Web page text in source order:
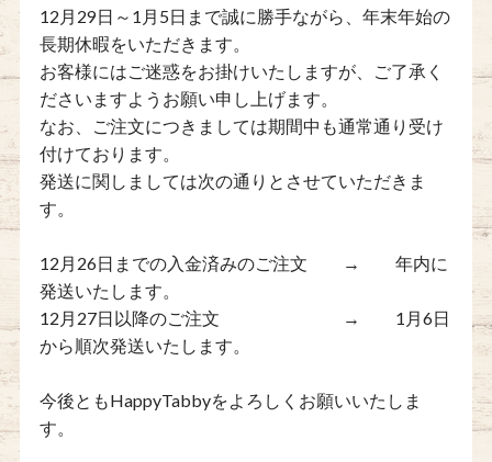
12月29日～1月5日まで誠に勝手ながら、年末年始の
長期休暇をいただきます。
お客様にはご迷惑をお掛けいたしますが、ご了承く
ださいますようお願い申し上げます。
なお、ご注文につきましては期間中も通常通り受け
付けております。
発送に関しましては次の通りとさせていただきま
す。
12月26日までの入金済みのご注文 → 年内に
発送いたします。
12月27日以降のご注文 → 1月6日
から順次発送いたします。
今後ともHappyTabbyをよろしくお願いいたしま
す。